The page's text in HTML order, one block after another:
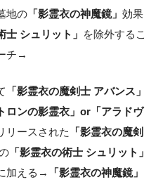
地の 「影霊衣の神魔鏡」 効果
士 シュリット」 を除外するこ
チ→
「影霊衣の魔剣士 アバンス」
ロンの影霊衣」or「アラドヴ
リースされた
「影霊衣の魔剣
「影霊衣の術士 シュリット」
加える→
「影霊衣の神魔鏡」